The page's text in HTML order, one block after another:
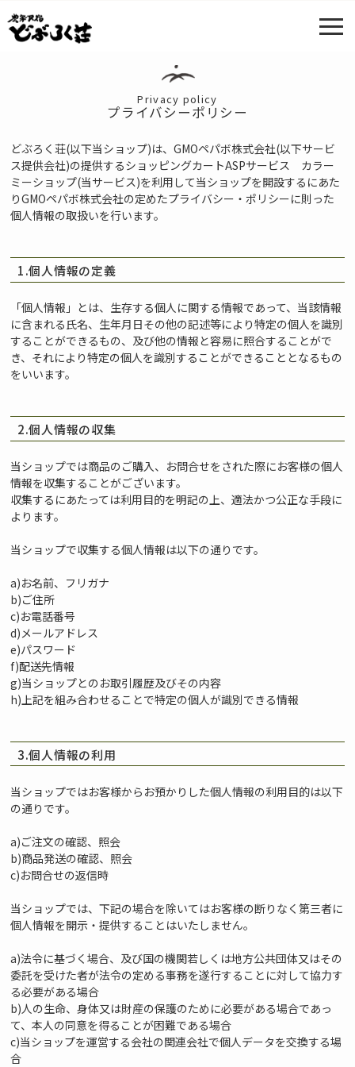
■ ホーム> プライバシーポリシー
Privacy policy
プライバシーポリシー
どぶろく荘(以下当ショップ)は、GMOペパボ株式会社(以下サービ
ス提供会社)の提供するショッピングカートASPサービス カラー
ミーショップ(当サービス)を利用して当ショップを開設するにあた
りGMOペパボ株式会社の定めたプライバシー・ポリシーに則った
個人情報の取扱いを行います。
1.個人情報の定義
「個人情報」とは、生存する個人に関する情報であって、当該情報
に含まれる氏名、生年月日その他の記述等により特定の個人を識別
することができるもの、及び他の情報と容易に照合することがで
き、それにより特定の個人を識別することができることとなるもの
をいいます。
2.個人情報の収集
当ショップでは商品のご購入、お問合せをされた際にお客様の個人
情報を収集することがございます。
収集するにあたっては利用目的を明記の上、適法かつ公正な手段に
よります。
当ショップで収集する個人情報は以下の通りです。
a)お名前、フリガナ
b)ご住所
c)お電話番号
d)メールアドレス
e)パスワード
f)配送先情報
g)当ショップとのお取引履歴及びその内容
h)上記を組み合わせることで特定の個人が識別できる情報
3.個人情報の利用
当ショップではお客様からお預かりした個人情報の利用目的は以下
の通りです。
a)ご注文の確認、照会
b)商品発送の確認、照会
c)お問合せの返信時
当ショップでは、下記の場合を除いてはお客様の断りなく第三者に
個人情報を開示・提供することはいたしません。
a)法令に基づく場合、及び国の機関若しくは地方公共団体又はその
委託を受けた者が法令の定める事務を遂行することに対して協力す
る必要がある場合
b)人の生命、身体又は財産の保護のために必要がある場合であっ
て、本人の同意を得ることが困難である場合
c)当ショップを運営する会社の関連会社で個人データを交換する場
合